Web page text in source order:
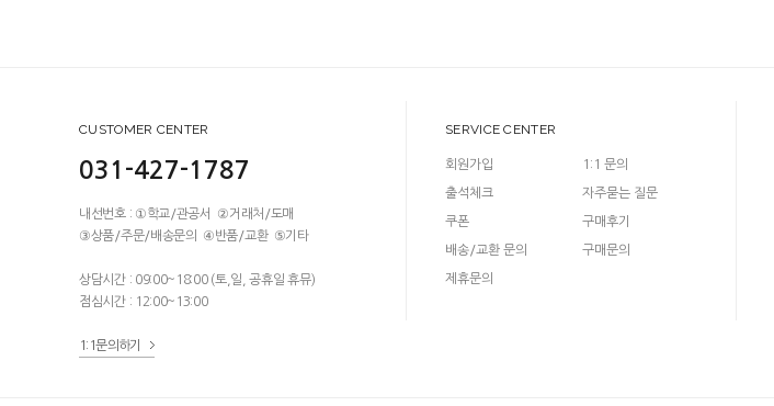
CUSTOMER CENTER
031-427-1787
내선번호 : ①학교/관공서 ②거래처/도매
③상품/주문/배송문의 ④반품/교환 ⑤기타
상담시간 : 09:00~18:00 (토,일, 공휴일 휴뮤)
점심시간 : 12:00~13:00
1:1문의하기
SERVICE CENTER
회원가입
출석체크
쿠폰
배송/교환 문의
제휴문의
1:1 문의
자주묻는 질문
구매후기
구매문의